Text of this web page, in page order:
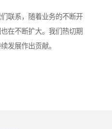
联系，随着业务的不断开
在不断扩大。我们热切期
发展作出贡献。